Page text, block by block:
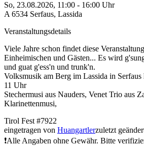
So, 23.08.2026, 11:00 - 16:00 Uhr
A 6534 Serfaus, Lassida
Veranstaltungsdetails
Viele Jahre schon findet diese
Einheimischen und Gästen... Es wird
und guat g'ess'n und trunk'n.
Volksmusik am Berg im Lassida in Serfaus
11 Uhr
Stechermusi aus Nauders, Venet Trio aus
Klarinettenmusi,
Tirol Fest #7922
eingetragen von Huangartlerzuletzt
❗Alle Angaben ohne Gewähr. Bitte